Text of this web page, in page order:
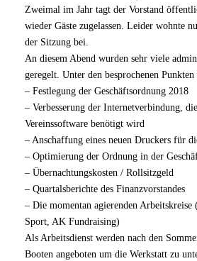
Zweimal im Jahr tagt der Vorstand
wieder Gäste zugelassen. Leider wohnte
der Sitzung bei.
An diesem Abend wurden sehr viele
geregelt. Unter den besprochenen Punkten
– Festlegung der Geschäftsordnung 2018
– Verbesserung der Internetverbindung,
Vereinssoftware benötigt wird
– Anschaffung eines neuen Druckers für
– Optimierung der Ordnung in der
– Übernachtungskosten / Rollsitzgeld
– Quartalsberichte des Finanzvorstandes
– Die momentan agierenden
Sport, AK Fundraising)
Als Arbeitsdienst werden nach den
Booten angeboten um die Werkstatt zu